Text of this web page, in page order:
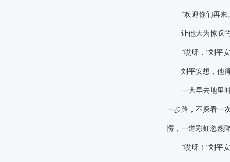
“欢迎你们再
让他大为惊叹的
“哎呀，”刘平
刘平安想，他得
一大早去地里时
一步路，不探看一
愣，一道彩虹忽然
“哎呀！”刘平